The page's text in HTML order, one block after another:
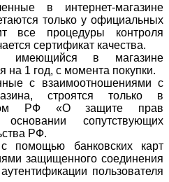
в интернет-магазине
только у официальных
все процедуры контроля
сертификат качества.
имеющийся в магазине
на 1 год, с момента покупки.
с взаимоотношениями с
строятся только в
РФ «О защите прав
сопутствующих
РФ.
помощью банковских карт
защищенного соединения
пользователя